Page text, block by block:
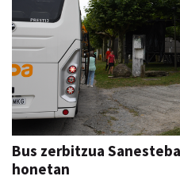
Bus zerbitzua
honetan